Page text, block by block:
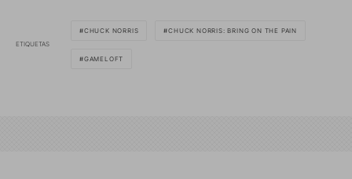
ETIQUETAS
CHUCK NORRIS CHUCK NORRIS: BRING ON THE PAIN
GAMELOFT